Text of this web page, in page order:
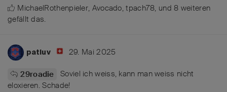
MichaelRothenpieler, Avocado,tpach78, und8 weiteren
gefällt das.
patluv 29. Mai 2025
29roadie
Soviel ich weiss, kann man weiss nicht
eloxieren. Schade!